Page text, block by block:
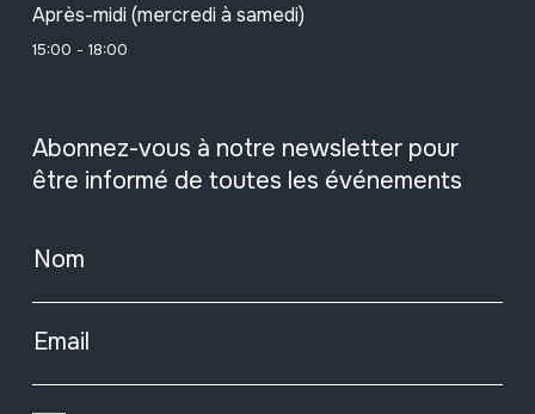
Après-midi (mercredi à samedi)
15:00 - 18:00
Abonnez-vous à notre newsletter pour
être informé de toutes les événements
Nom
Email